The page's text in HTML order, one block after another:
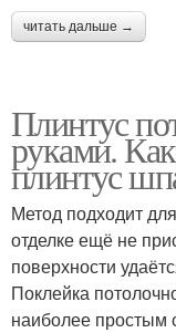
читать дальше →
Плинтус
руками.
плинтус
Метод подходит
отделке ещё не
поверхности
Поклейка
наиболее простым